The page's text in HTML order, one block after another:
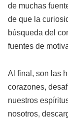
de muchas
de que la
búsqueda del
fuentes de
Al final, son las
corazones,
nuestros
nosotros,